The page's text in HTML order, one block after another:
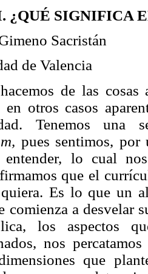
¿QUÉ SIGNIFICA
Sacristán
de Valencia
de las
en otros casos
Tenemos una
pues sentimos,
entender, lo cual
que el
Es lo que un
comienza a desvelar
los aspectos
nos
que